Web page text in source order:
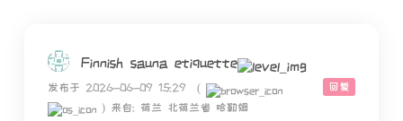
Finnish sauna etiquette
回复
发布于 2026-06-09 15:29
(
) 来自: 荷兰 北荷兰省 哈勒姆